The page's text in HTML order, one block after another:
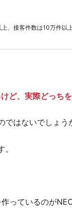
、接客件数は10万件以
、実際どっちを
ではないでしょう
っているのがNEC